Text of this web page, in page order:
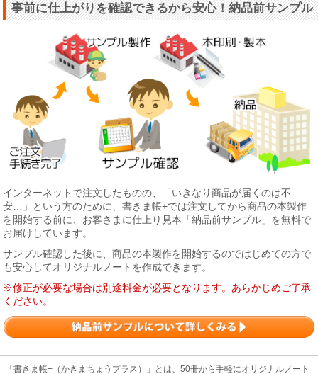
事前に仕上がりを確認できるから安心！納品前サンプル
インターネットで注文したものの、「いきなり商品が届くのは不
安…」という方のために、書きま帳+では注文してから商品の本製作
を開始する前に、お客さまに仕上り見本「納品前サンプル」を無料で
お届けしています。
サンプル確認した後に、商品の本製作を開始するのではじめての方で
も安心してオリジナルノートを作成できます。
※修正が必要な場合は別途料金が必要となります。あらかじめご了承
ください。
「書きま帳+（かきまちょうプラス）」とは、50冊から手軽にオリジナルノート